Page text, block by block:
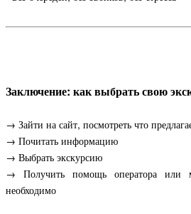
Заключение: как выбрать свою
→ Зайти на сайт, посмотреть что
→ Почитать информацию
→ Выбрать экскурсию
→ Получить помощь оператора или
необходимо